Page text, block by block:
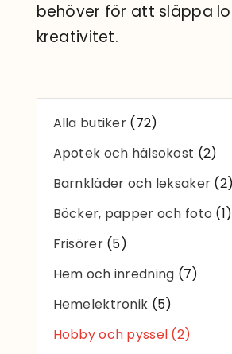
behöver för att släppa
kreativitet.
Alla butiker(72)
Apotek och hälsokost (2)
Barnkläder och leksaker (2)
Böcker, papper och foto (1)
Frisörer(5)
Hem och inredning (7)
Hemelektronik (5)
Hobby och pyssel (2)